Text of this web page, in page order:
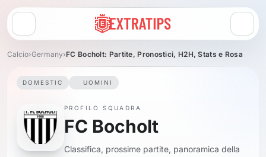
Apri menu
Calcio›Germany›FC Bocholt: Partite, Pronostici, H2H, Stats e Rosa
DOMESTIC UOMINI
PROFILO SQUADRA
FC Bocholt
Classifica, prossime partite, panoramica della